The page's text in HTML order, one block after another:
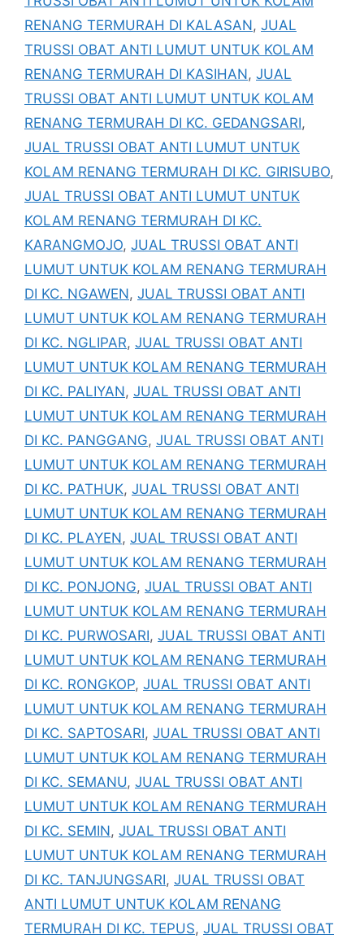
RENANG TERMURAH DI KALASAN, JUAL
TRUSSI OBAT ANTI LUMUT UNTUK KOLAM
RENANG TERMURAH DI KASIHAN, JUAL
TRUSSI OBAT ANTI LUMUT UNTUK KOLAM
RENANG TERMURAH DI KC. GEDANGSARI,
JUAL TRUSSI OBAT ANTI LUMUT UNTUK
KOLAM RENANG TERMURAH DI KC. GIRISUBO,
JUAL TRUSSI OBAT ANTI LUMUT UNTUK
KOLAM RENANG TERMURAH DI KC.
KARANGMOJO, JUAL TRUSSI OBAT ANTI
LUMUT UNTUK KOLAM RENANG TERMURAH
DI KC. NGAWEN, JUAL TRUSSI OBAT ANTI
LUMUT UNTUK KOLAM RENANG TERMURAH
DI KC. NGLIPAR, JUAL TRUSSI OBAT ANTI
LUMUT UNTUK KOLAM RENANG TERMURAH
DI KC. PALIYAN, JUAL TRUSSI OBAT ANTI
LUMUT UNTUK KOLAM RENANG TERMURAH
DI KC. PANGGANG, JUAL TRUSSI OBAT ANTI
LUMUT UNTUK KOLAM RENANG TERMURAH
DI KC. PATHUK, JUAL TRUSSI OBAT ANTI
LUMUT UNTUK KOLAM RENANG TERMURAH
DI KC. PLAYEN, JUAL TRUSSI OBAT ANTI
LUMUT UNTUK KOLAM RENANG TERMURAH
DI KC. PONJONG, JUAL TRUSSI OBAT ANTI
LUMUT UNTUK KOLAM RENANG TERMURAH
DI KC. PURWOSARI, JUAL TRUSSI OBAT ANTI
LUMUT UNTUK KOLAM RENANG TERMURAH
DI KC. RONGKOP, JUAL TRUSSI OBAT ANTI
LUMUT UNTUK KOLAM RENANG TERMURAH
DI KC. SAPTOSARI, JUAL TRUSSI OBAT ANTI
LUMUT UNTUK KOLAM RENANG TERMURAH
DI KC. SEMANU, JUAL TRUSSI OBAT ANTI
LUMUT UNTUK KOLAM RENANG TERMURAH
DI KC. SEMIN, JUAL TRUSSI OBAT ANTI
LUMUT UNTUK KOLAM RENANG TERMURAH
DI KC. TANJUNGSARI, JUAL TRUSSI OBAT
ANTI LUMUT UNTUK KOLAM RENANG
TERMURAH DI KC. TEPUS, JUAL TRUSSI OBAT